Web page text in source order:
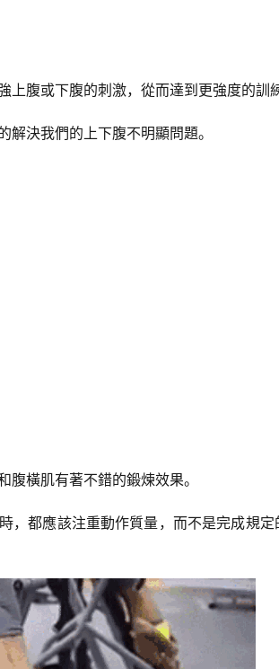
上腹或下腹的刺激，從而達到更強度的訓練
解決我們的上下腹不明顯問題。
橫肌有著不錯的鍛煉效果。
，都應該注重動作質量，而不是完成規